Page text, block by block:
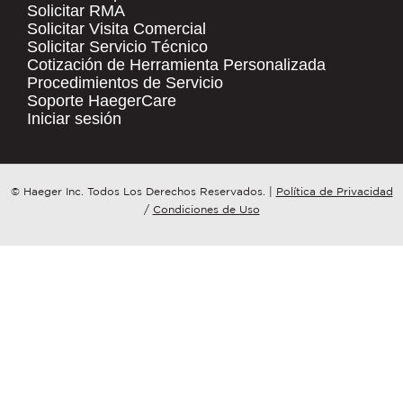
COMPANY NAME*
COUNTRY
REGARDING?*
.
QUICK LINKS
Products
Resources
Contact Us
Tooling Wizard
Solicitar RMA
Solicitar Visita Comercial
Solicitar Servicio Técnico
Cotización de Herramienta Personalizada
Procedimientos de Servicio
Soporte HaegerCare
Iniciar sesión
© Haeger Inc. Todos Los Derechos Reservados.
Política de Privacidad
/ Condiciones de Uso